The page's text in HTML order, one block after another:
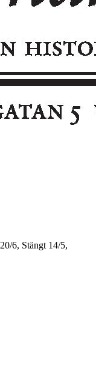
20/6, Stängt 14/5,